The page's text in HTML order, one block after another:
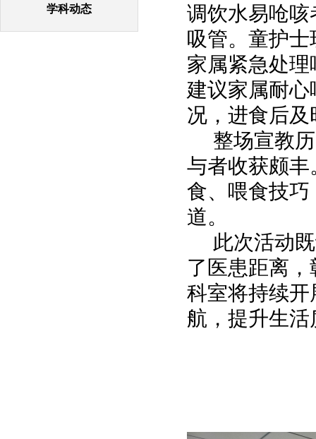
学科动态
调饮水易呛
吸管。童护
家属紧急处
建议家属耐心
况，进食后
整场宣教
与者收获颇丰
食、喂食技巧
道。
此次活动
了医患距离
科室将持续
航，提升生